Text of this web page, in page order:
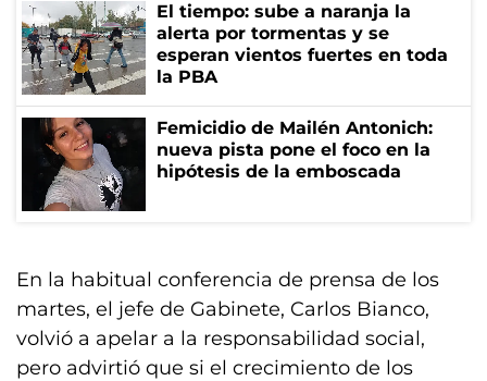
El tiempo: sube a naranja la
alerta por tormentas y se
esperan vientos fuertes en toda
la PBA
Femicidio de Mailén Antonich:
nueva pista pone el foco en la
hipótesis de la emboscada
En la habitual conferencia de prensa de los
martes, el jefe de Gabinete, Carlos Bianco,
volvió a apelar a la responsabilidad social,
pero advirtió que si el crecimiento de los